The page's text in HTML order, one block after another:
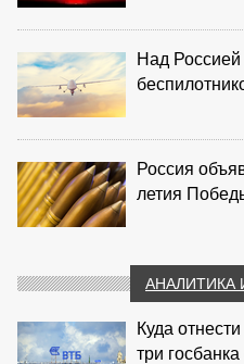
Над Россией
Россия
летия
АНАЛИТИКА
Куда
три